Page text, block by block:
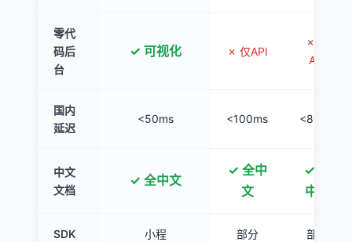
零代
码后
台
✓ 可视化 ✗ 仅API
✗ 仅
API
国内
延迟
<50ms <100ms <80ms
中文
文档
✓ 全中文
✓ 全中
文
✓ 全
中文
SDK
小程
部分
部分